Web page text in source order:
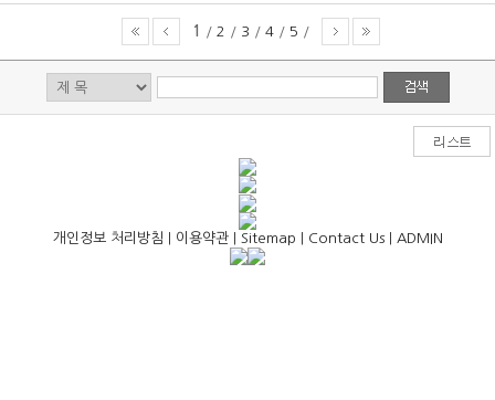
1 / 2 / 3 / 4 / 5 /
개인정보 처리방침 이용약관| Sitemap Contact Us| ADMIN